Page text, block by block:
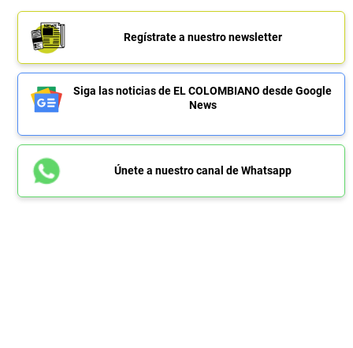
Regístrate a nuestro newsletter
Siga las noticias de EL COLOMBIANO desde Google
News
Únete a nuestro canal de Whatsapp